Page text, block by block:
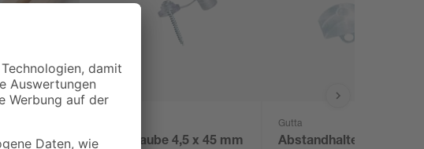
2000 x
Schraube 4,5 x 45 mm
Gutta
Abstandhalter 'Sinus